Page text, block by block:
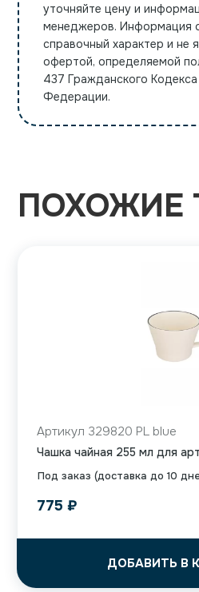
уточняйте цену и
менеджеров. Информация
справочный характер и не
офертой, определяемой
437 Гражданского
Федерации.
ПОХОЖИЕ
Под заказ (доставка до 10
Артикул 329820 PL blue
Чашка чайная 255 мл для
775 ₽
ДОБАВИТЬ В